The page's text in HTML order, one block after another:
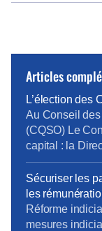
Articles
L’élection des
Au Conseil des
(CQSO) Le
capital : la
s’appliquent
validation par
dénoncent ce
atteinte à un
devrait être à
Sécuriser les
les
Réforme
mesures